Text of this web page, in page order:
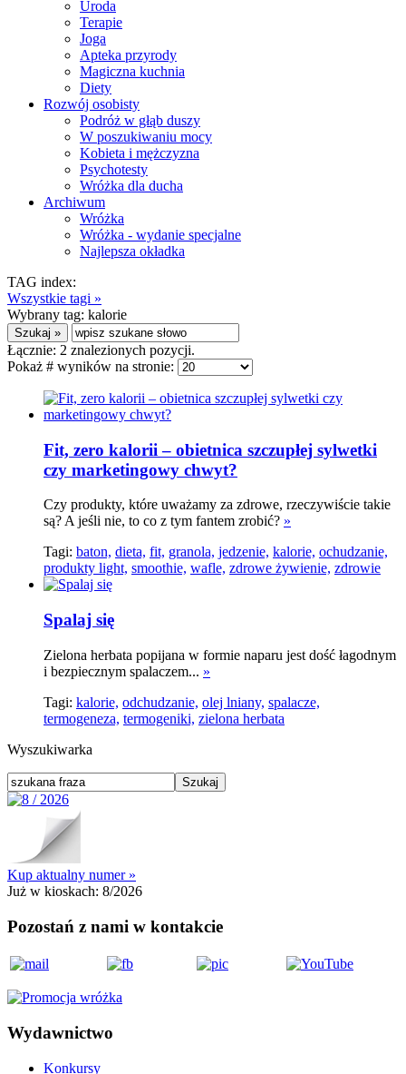
Uroda
Terapie
Joga
Apteka przyrody
Magiczna kuchnia
Diety
Rozwój osobisty
Podróż w głąb duszy
W poszukiwaniu mocy
Kobieta i mężczyzna
Psychotesty
Wróżka dla ducha
Archiwum
Wróżka
Wróżka - wydanie specjalne
Najlepsza okładka
TAG index:
Wszystkie tagi »
Wybrany tag: kalorie
Łącznie: 2 znalezionych pozycji.
Pokaż # wyników na stronie:
Fit, zero kalorii – obietnica szczupłej sylwetki
czy marketingowy chwyt?
Czy produkty, które uważamy za zdrowe, rzeczywiście takie
są? A jeśli nie, to co z tym fantem zrobić? »
Tagi: baton, dieta, fit, granola, jedzenie, kalorie, ochudzanie,
produkty light, smoothie, wafle, zdrowe żywienie, zdrowie
Spalaj się
Zielona herbata popijana w formie naparu jest dość łagodnym
i bezpiecznym spalaczem... »
Tagi: kalorie, odchudzanie, olej lniany, spalacze,
termogeneza, termogeniki, zielona herbata
Wyszukiwarka
Kup aktualny numer »
Już w kioskach: 8/2026
Pozostań z nami w kontakcie
Wydawnictwo
Konkursy